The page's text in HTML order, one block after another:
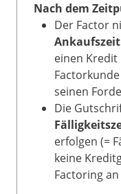
Nach dem
Der Factor
einen Kredit
seinen
Die
erfolgen (=
keine
Factoring